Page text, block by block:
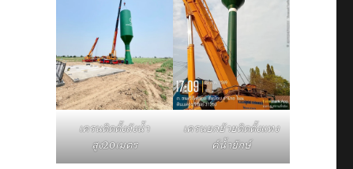
เครนติดตั้งถังน้ำ
สูง20เมตร
เครนยกย้ายติดตั้งแทง
ค์น้ำยักษ์